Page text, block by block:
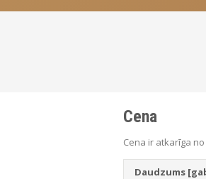
Cena
Cena ir atkarīga
Daudzums